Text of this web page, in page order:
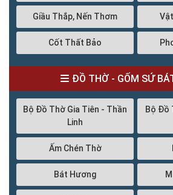
Giầu Thắp, Nến Thơm
Cốt Thất Bảo
ĐỒ THỜ - GỐM SỨ
Bộ Đồ Thờ Gia Tiên - Thần
Linh
Bộ Đồ
Ấm Chén Thờ
Bát Hương